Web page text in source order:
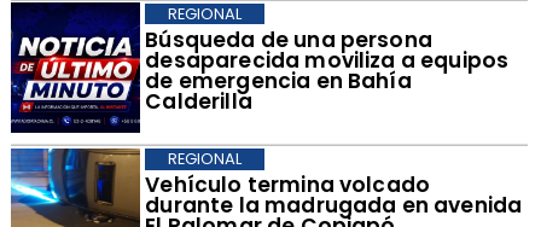
Búsqueda de una persona
desaparecida moviliza a equipos
de emergencia en Bahía
Calderilla
REGIONAL
Vehículo termina volcado
durante la madrugada en avenida
REGIONAL